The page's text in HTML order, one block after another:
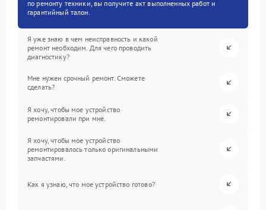
по ремонту техники, вы получите акт выполненных работ и
гарантийный талон.
Я уже знаю в чем неисправность и какой
ремонт необходим. Для чего проводить
диагностику?
Мне нужен срочный ремонт. Сможете
сделать?
Я хочу, чтобы мое устройство
ремонтировали при мне.
Я хочу, чтобы мое устройство
ремонтировалось только оригинальными
запчастями.
Как я узнаю, что мое устройство готово?